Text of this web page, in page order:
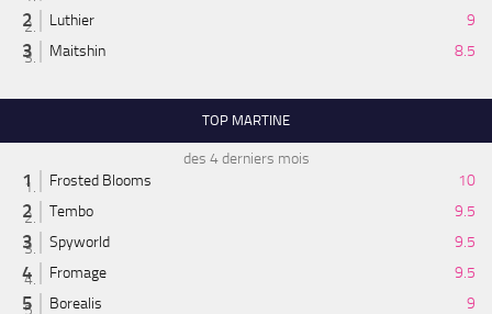
Luthier
9
Maitshin
8.5
TOP MARTINE
des 4 derniers mois
Frosted Blooms
10
Tembo
9.5
Spyworld
9.5
Fromage
9.5
Borealis
9